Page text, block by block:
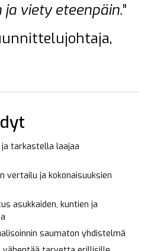
viety eteenpäin.”
tarkastella laajaa
vertailu ja kokonaisuuksien
asukkaiden, kuntien ja
saumaton yhdistelmä